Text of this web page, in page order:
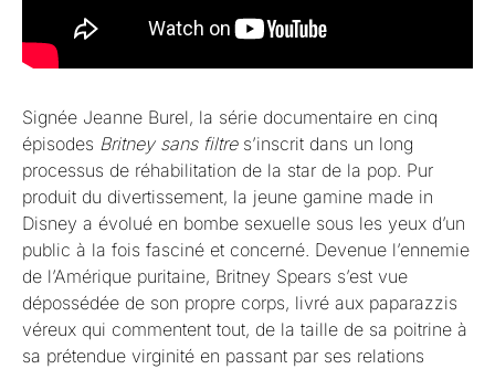
Signée Jeanne Burel, la série documentaire en cinq
épisodes Britney sans filtres’inscrit dans un long
processus de réhabilitation de la star de la pop. Pur
produit du divertissement, la jeune gamine made in
Disney a évolué en bombe sexuelle sous les yeux d’un
public à la fois fasciné et concerné. Devenue l’ennemie
de l’Amérique puritaine, Britney Spears s’est vue
dépossédée de son propre corps, livré aux paparazzis
véreux qui commentent tout, de la taille de sa poitrine à
sa prétendue virginité en passant par ses relations